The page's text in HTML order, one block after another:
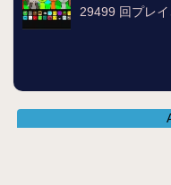
29499 回プレ